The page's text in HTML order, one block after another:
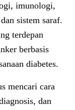
imunologi,
sistem saraf.
terdepan
berbasis
diabetes.
mencari cara
dan